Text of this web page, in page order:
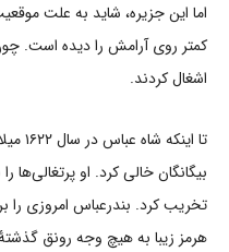
اما این جزیره، شاید به علت
کمتر روی آرامش را دیده است.
اشغال کردند.
تا
بیگانگان خالی کرد. او پرتغالی‌ها
تخریب کرد. بندرعباس امروزی را
هرمز زیبا به هیچ وجه رونق